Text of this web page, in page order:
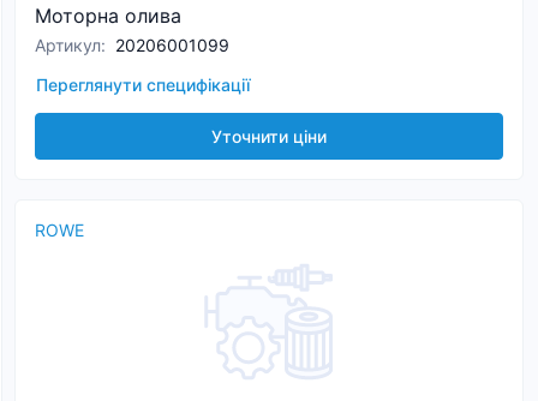
Моторна олива
Артикул: 20206001099
Переглянути специфікації
Уточнити ціни
ROWE